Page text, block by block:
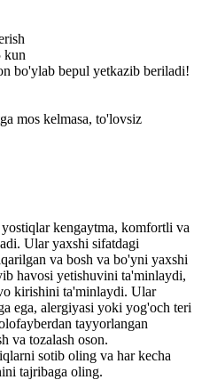
kun
bo'ylab bepul yetkazib beriladi!
mos kelmasa, to'lovsiz
kengaytma, komfortli va
Ular yaxshi sifatdagi
va bosh va bo'yni yaxshi
havosi yetishuvini ta'minlaydi,
kirishini ta'minlaydi. Ular
ega, alergiyasi yoki yog'och teri
tayyorlangan
va tozalash oson.
sotib oling va har kecha
tajribaga oling.